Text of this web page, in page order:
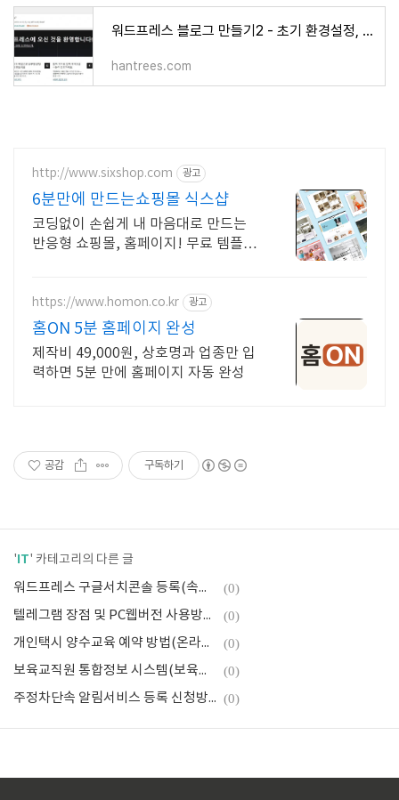
워드프레스 블로그 만들기2 - 초기 환경설정, 추천 테마 및 플러그인 설치
hantrees.com
http://www.sixshop.com 광고
6분만에 만드는쇼핑몰 식스샵
코딩없이 손쉽게 내 마음대로 만드는
반응형 쇼핑몰, 홈페이지! 무료 템플
https://www.homon.co.kr 광고
홈ON 5분 홈페이지 완성
제작비 49,000원, 상호명과 업종만 입
력하면 5분 만에 홈페이지 자동 완성
공감 구독하기
'IT' 카테고리의 다른 글
워드프레스 구글서치콘솔 등록(속성추가, 사이트맵 제출) (0)
텔레그램 장점 및 PC웹버전 사용방법(vs 카카오톡) (0)
개인택시 양수교육 예약 방법(온라인 인터넷 신청, 접수기간 및 비용) (0)
보육교직원 통합정보 시스템(보육교사자격증 신청, 보수직무교육) (0)
주정차단속 알림서비스 등록 신청방법(주차단속 문자메시지 발송, 휘슬) (0)